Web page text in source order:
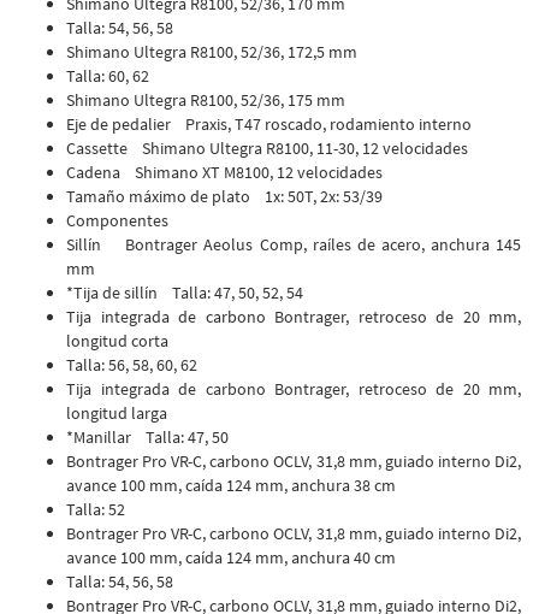
Talla: 54, 56, 58
Shimano Ultegra R8100, 52/36, 172,5 mm
Talla: 60, 62
Shimano Ultegra R8100, 52/36, 175 mm
Eje de pedalier Praxis, T47 roscado, rodamiento interno
Cassette Shimano Ultegra R8100, 11-30, 12 velocidades
Cadena Shimano XT M8100, 12 velocidades
Tamaño máximo de plato 1x: 50T, 2x: 53/39
Componentes
Sillín Bontrager Aeolus Comp, raíles de acero, anchura 145
mm
*Tija de sillín Talla: 47, 50, 52, 54
Tija integrada de carbono Bontrager, retroceso de 20 mm,
longitud corta
Talla: 56, 58, 60, 62
Tija integrada de carbono Bontrager, retroceso de 20 mm,
longitud larga
*Manillar Talla: 47, 50
Bontrager Pro VR-C, carbono OCLV, 31,8 mm, guiado interno Di2,
avance 100 mm, caída 124 mm, anchura 38 cm
Talla: 52
Bontrager Pro VR-C, carbono OCLV, 31,8 mm, guiado interno Di2,
avance 100 mm, caída 124 mm, anchura 40 cm
Talla: 54, 56, 58
Bontrager Pro VR-C, carbono OCLV, 31,8 mm, guiado interno Di2,